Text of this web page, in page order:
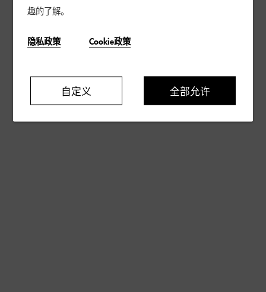
趣的了解。
隐私政策 Cookie政策
自定义 全部允许